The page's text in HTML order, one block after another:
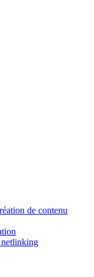
de contenu